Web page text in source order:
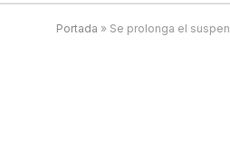
Portada » Se prolonga el